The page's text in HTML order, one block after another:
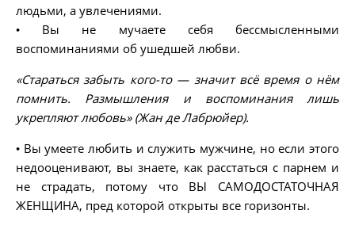
людьми, а увлечениями.
• Вы не мучаете себя бессмысленными
воспоминаниями об ушедшей любви.
«Стараться забыть кого-то — значит всё время о нём
помнить. Размышления и воспоминания лишь
укрепляют любовь» (Жан де Лабрюйер).
• Вы умеете любить и служить мужчине, но если этого
недооценивают, вы знаете, как расстаться с парнем и
не страдать, потому что ВЫ САМОДОСТАТОЧНАЯ
ЖЕНЩИНА, пред которой открыты все горизонты.